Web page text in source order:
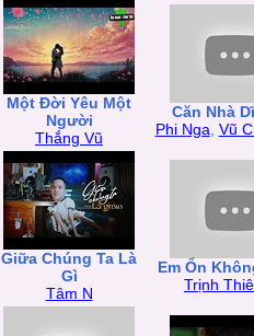
Một Đời Yêu Một
Người
Thắng Vũ
Căn Nhà
Phi Nga Vũ
Giữa Chúng Ta Là
Gì
Tâm N
Em Ổn
Trịnh